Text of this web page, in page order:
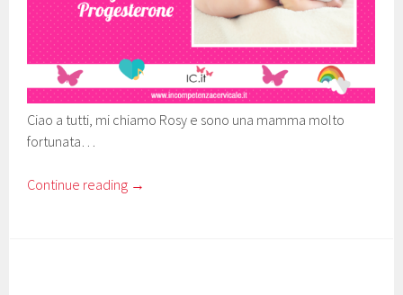
Ciao a tutti, mi chiamo Rosy e sono una mamma molto
fortunata…
Continue reading →